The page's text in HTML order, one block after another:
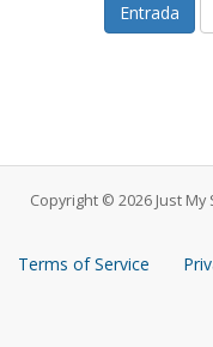
Copyright © 2026 Just My
Terms of Service